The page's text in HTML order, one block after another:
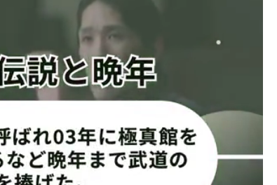
勝利を確信した。
合を進めた。だが、テイクダウンで寝かせて仕
、ガードを固め「パンチで来い」と挑発するよう
詰めた瞬間、アルバ
ースカにパウンドが
が大逆転でUFCラ